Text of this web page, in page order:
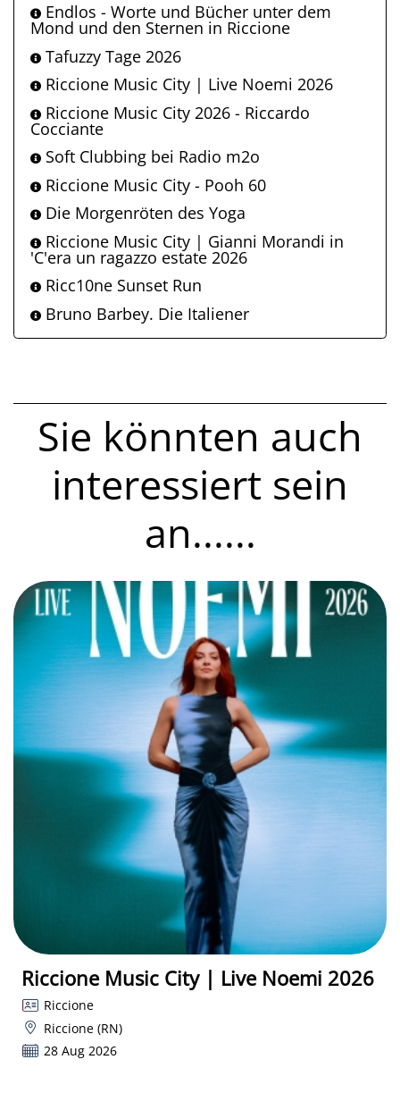
Endlos - Worte und Bücher unter dem
Mond und den Sternen in Riccione
Tafuzzy Tage 2026
Riccione Music City | Live Noemi 2026
Riccione Music City 2026 - Riccardo
Cocciante
Soft Clubbing bei Radio m2o
Riccione Music City - Pooh 60
Die Morgenröten des Yoga
Riccione Music City | Gianni Morandi in
'C'era un ragazzo estate 2026
Ricc10ne Sunset Run
Bruno Barbey. Die Italiener
Sie könnten auch
interessiert sein
an......
Riccione Music City | Live Noemi 2026
Riccione
Riccione (RN)
28 Aug 2026